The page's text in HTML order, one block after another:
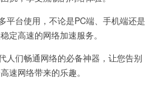
台使用，不论是PC端、手机端还是
定高速的网络加速服务。
们畅通网络的必备神器，让您告别
速网络带来的乐趣。